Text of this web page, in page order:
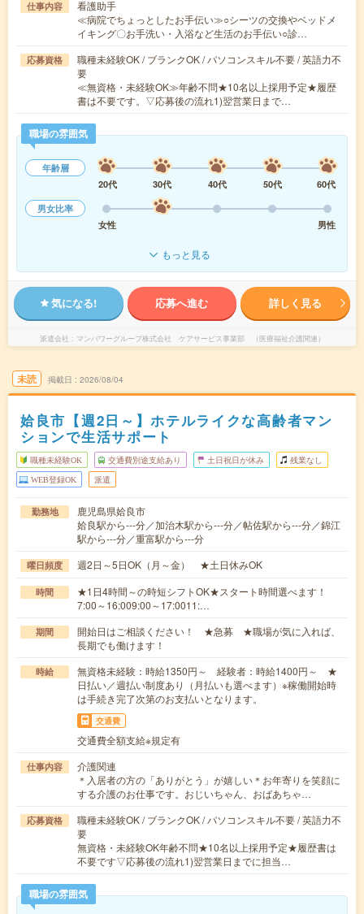
仕事内容
看護助手
≪病院でちょっとしたお手伝い≫○シーツの交換やベッドメ
イキング〇お手洗い・入浴など生活のお手伝い○診…
応募資格
職種未経験OK / ブランクOK / パソコンスキル不要 / 英語力不
要
≪無資格・未経験OK≫年齢不問★10名以上採用予定★履歴
書は不要です。▽応募後の流れ1)翌営業日まで…
職場の雰囲気
年齢層
20代
30代 40代 50代
60代
男女比率
女性
男性
もっと見る
気になる! 応募へ進む 詳しく見る
派遣会社 マンパワーグループ株式会社 ケアサービス事業部 （医療福祉介護関連）
未読 掲載日 2026/08/04
姶良市【週2日～】ホテルライクな高齢者マン
ションで生活サポート
職種未経験OK 交通費別途支給あり 土日祝日が休み 残業なし
WEB登録OK 派遣
勤務地
鹿児島県姶良市
姶良駅から---分／加治木駅から---分／帖佐駅から---分／錦江
駅から---分／重富駅から---分
曜日頻度 週2日～5日OK（月～金） ★土日休みOK
時間
★1日4時間～の時短シフトOK★スタート時間選べます！
7:00～16:009:00～17:0011:…
期間
開始日はご相談ください！ ★急募 ★職場が気に入れば、
長期でも働けます！
時給
無資格未経験：時給1350円～ 経験者：時給1400円～ ★
日払い／週払い制度あり（月払いも選べます）※稼働開始時
は手続き完了次第のお支払いとなります。
交通費
交通費全額支給※規定有
仕事内容
介護関連
＊入居者の方の「ありがとう」が嬉しい＊お年寄りを笑顔に
する介護のお仕事です。おじいちゃん、おばあちゃ…
応募資格
職種未経験OK / ブランクOK / パソコンスキル不要 / 英語力不
要
無資格・未経験OK年齢不問★10名以上採用予定★履歴書は
不要です▽応募後の流れ1)翌営業日までに担当…
職場の雰囲気